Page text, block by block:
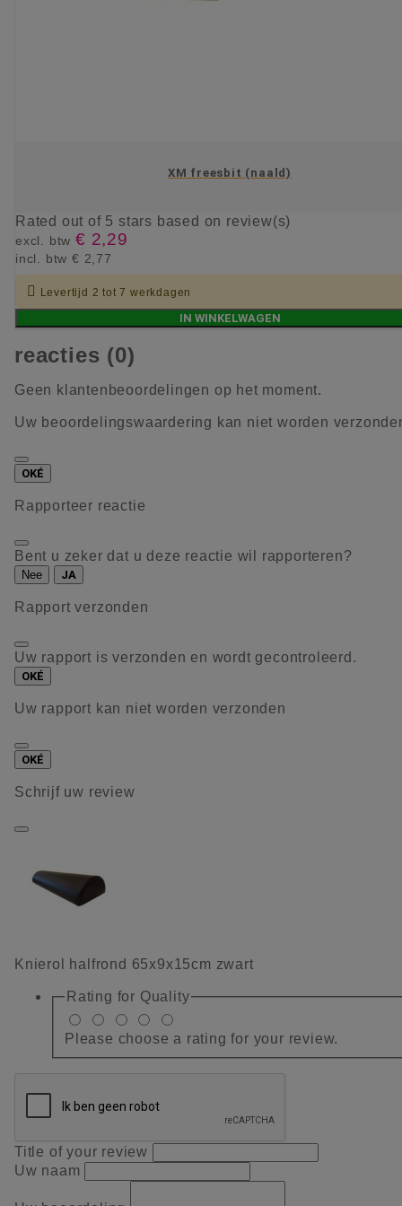
XM freesbit (naald)
Rated out of 5 stars based on review(s)
excl. btw € 2,29
incl. btw € 2,77
 Levertijd 2 tot 7 werkdagen
IN WINKELWAGEN
reacties (0)
Geen klantenbeoordelingen op het moment.
Uw beoordelingswaardering kan niet worden
OKÉ
Rapporteer reactie
Bent u zeker dat u deze reactie wil rapporteren?
Nee JA
Rapport verzonden
Uw rapport is verzonden en wordt gecontroleerd.
OKÉ
Uw rapport kan niet worden verzonden
OKÉ
Schrijf uw review
Knierol halfrond 65x9x15cm zwart
Rating for Quality
Please choose a rating for your review.
Title of your review
Uw naam